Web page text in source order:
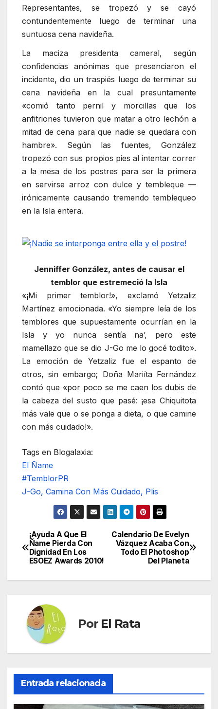
Representantes, se tropezó y se cayó
contundentemente luego de terminar una
suntuosa cena navideña.
La maciza presidenta cameral, según
confidencias anónimas que presenciaron el
incidente, dio un traspiés luego de terminar su
cena navideña en la cual presuntamente
«comió tanto pernil y morcillas que los
anfitriones tuvieron que matar a otro lechón a
mitad de cena para que nadie se quedara con
hambre». Según las fuentes, González
tropezó con sus propios pies al intentar correr
a la mesa de los postres para ser la primera
en servirse arroz con dulce y tembleque —
irónicamente causando tremendo temblequeo
en la Isla entera.
Jenniffer González, antes de causar el
temblor que estremeció la Isla
«¡Mi primer temblor!», exclamó Yetzaliz
Martínez emocionada. «Yo siempre leía de los
temblores que supuestamente ocurrían en la
Isla y yo nunca sentía na’, pero este
mamellazo que se dio J-Go me lo gocé todito».
La emoción de Yetzaliz fue el espanto de
otros, sin embargo; Doña Mariíta Fernández
contó que «por poco se me caen los dubis de
la cabeza del susto que pasé: ¡esa Chiquitota
más vale que o se ponga a dieta, o que camine
con más cuidado!».
Tags en Blogalaxia:
El Ñame
#TemblorPR
J-Go, Camina Con Más Cuidado, Plis
Navegación
de
entradas
Calendario De Evelyn
Vázquez Acaba Con
Todo El Photoshop
Del Planeta
¡Ayuda A Que El
Ñame Pierda Con
Dignidad En Los
ESOEZ Awards 2010!
Por El Rata
Entrada relacionada